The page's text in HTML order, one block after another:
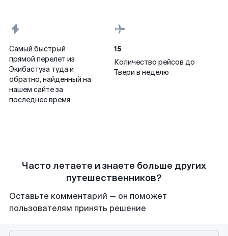
Самый быстрый
прямой перелет из
Экибастуза туда и
обратно, найденный на
нашем сайте за
последнее время
15
Количество рейсов до
Твери в неделю
Часто летаете и знаете больше других
путешественников?
Оставьте комментарий — он поможет
пользователям принять решение